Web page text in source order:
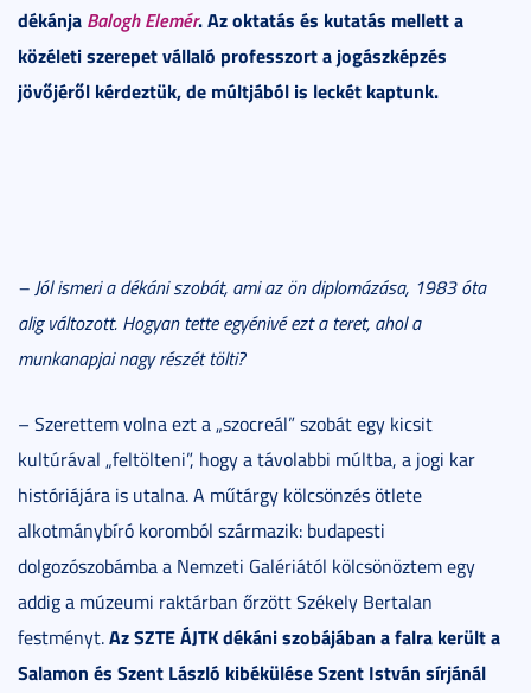
dékánja Balogh Elemér. Az oktatás és kutatás mellett a
közéleti szerepet vállaló professzort a jogászképzés
jövőjéről kérdeztük, de múltjából is leckét kaptunk.
– Jól ismeri a dékáni szobát, ami az ön diplomázása, 1983 óta
alig változott. Hogyan tette egyénivé ezt a teret, ahol a
munkanapjai nagy részét tölti?
– Szerettem volna ezt a „szocreál” szobát egy kicsit
kultúrával „feltölteni”, hogy a távolabbi múltba, a jogi kar
históriájára is utalna. A műtárgy kölcsönzés ötlete
alkotmánybíró koromból származik: budapesti
dolgozószobámba a Nemzeti Galériától kölcsönöztem egy
addig a múzeumi raktárban őrzött Székely Bertalan
festményt.Az SZTE ÁJTK dékáni szobájában a falra került a
Salamon és Szent László kibékülése Szent István sírjánál